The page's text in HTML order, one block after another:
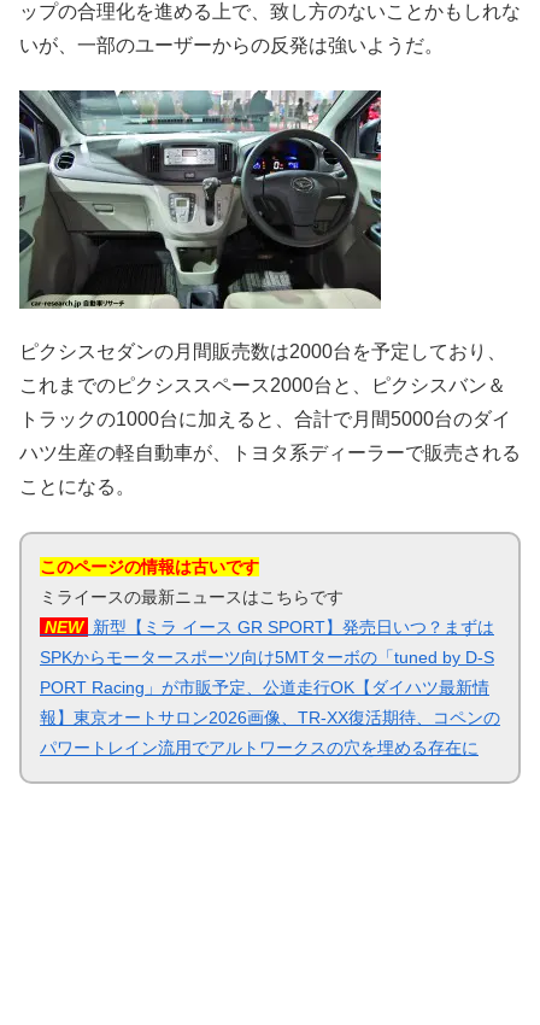
ップの合理化を進める上で、致し方のないことかもしれな
いが、一部のユーザーからの反発は強いようだ。
ピクシスセダンの月間販売数は2000台を予定しており、
これまでのピクシススペース2000台と、ピクシスバン＆
トラックの1000台に加えると、合計で月間5000台のダイ
ハツ生産の軽自動車が、トヨタ系ディーラーで販売される
ことになる。
このページの情報は古いです
ミライースの最新ニュースはこちらです
NEW 新型【ミラ イース GR SPORT】発売日いつ？まずは
SPKからモータースポーツ向け5MTターボの「tuned by D-S
PORT Racing」が市販予定、公道走行OK【ダイハツ最新情
報】東京オートサロン2026画像、TR-XX復活期待、コペンの
パワートレイン流用でアルトワークスの穴を埋める存在に